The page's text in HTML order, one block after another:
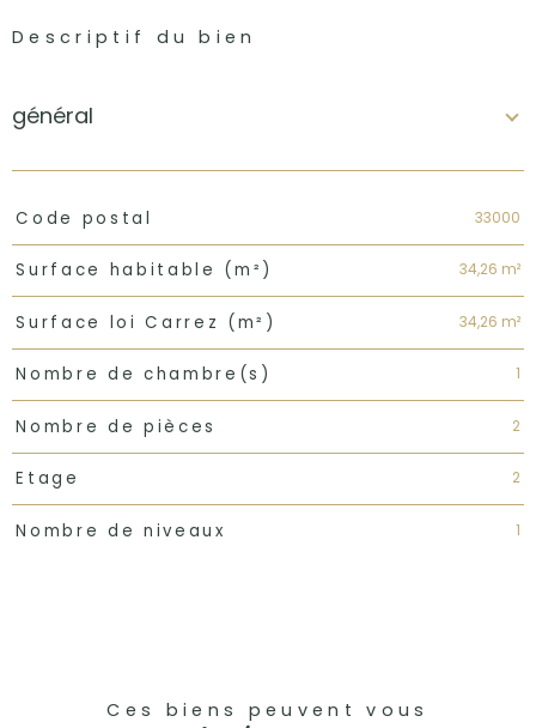
Descriptif du bien
général
TRAD_PAMPERO_Caracteristique
Code postal 33000
Surface habitable (m²) 34,26 m²
Surface loi Carrez (m²) 34,26 m²
Nombre de chambre(s) 1
Nombre de pièces 2
Etage 2
Nombre de niveaux 1
Ces biens peuvent vous